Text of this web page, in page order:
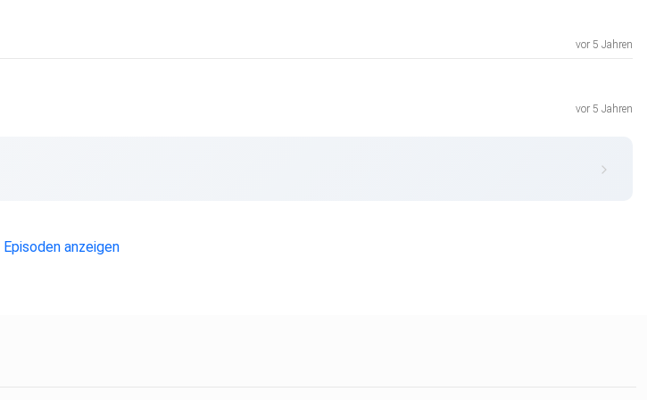
vor 5 Jahren
vor 5 Jahren
anzeigen